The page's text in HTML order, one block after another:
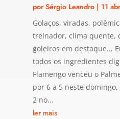
porSérgio Leandro| 11
Golaços, viradas,
treinador, clima quente,
goleiros em destaque...
todos os ingredientes
Flamengo venceu o
por 6 a 5 neste
2 no...
ler mais